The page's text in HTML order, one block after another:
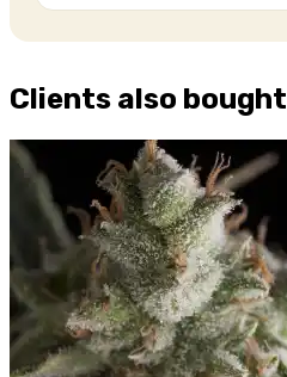
Clients also bought